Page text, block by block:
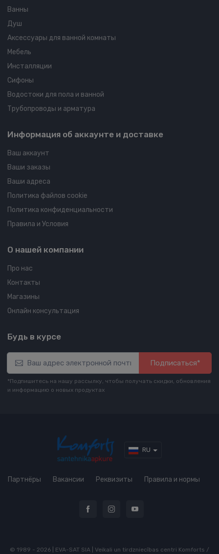
Ванны
Душ
Аксессуары для ванной комнаты
Мебель
Инсталляции
Сифоны
Водостоки для пола и ванной
Трубопроводы и арматура
Информация об аккаунте и доставке
Ваш аккаунт
Ваши заказы
Ваши адреса
Политика файлов cookie
Политика конфиденциальности
Правила и Условия
О нашей компании
Про нас
Контакты
Магазины
Онлайн консультация
Будь в курсе
Подписаться*
*Подпишитесь на нашу рассылку, чтобы получать скидки, обновления
и информацию о новых продуктах
RU
Партнёры Вакансии Реквизиты Правила и нормы
© 1989 - 2026 | EVA-SAT SIA | Veikali un tirdzniecības centri Komforts /